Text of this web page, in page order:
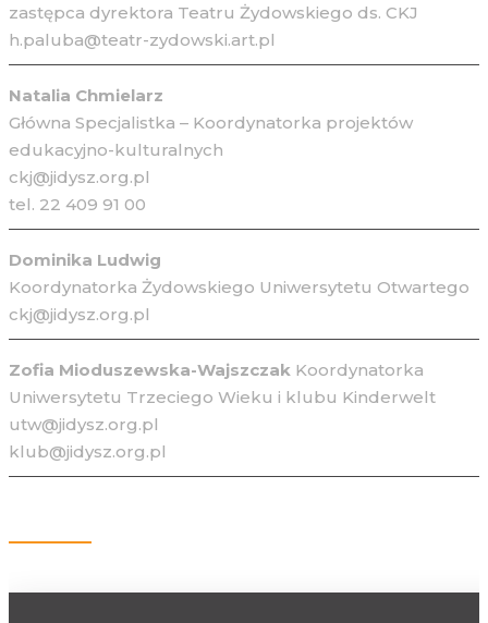
zastępca dyrektora Teatru Żydowskiego ds. CKJ
h.paluba@teatr-zydowski.art.pl
Natalia Chmielarz
Główna Specjalistka – Koordynatorka projektów
edukacyjno-kulturalnych
ckj@jidysz.org.pl
tel. 22 409 91 00
Dominika Ludwig
Koordynatorka Żydowskiego Uniwersytetu Otwartego
ckj@jidysz.org.pl
Zofia Mioduszewska-Wajszczak Koordynatorka
Uniwersytetu Trzeciego Wieku i klubu Kinderwelt
utw@jidysz.org.pl
klub@jidysz.org.pl